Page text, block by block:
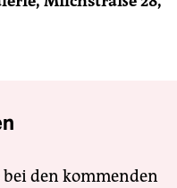
den kommenden